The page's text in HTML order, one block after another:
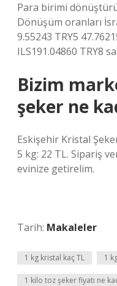
Para birimi
Dönüşüm oranları
9.55243 TRY5
ILS191.04860 TRY8
Bizim
şeker ne
Eskişehir Kristal
5 kg: 22 TL. Sipariş
evinize getirelim.
Tarih: Makaleler
1 kg kristal kaç TL 1
1 kilo toz şeker fiyatı ne